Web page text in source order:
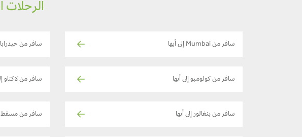
الرحلات
سافر من Mumbai إلى أبها سافر من
سافر من كولومبو إلى أبها سافر من لاكناو
سافر من بنغالور إلى أبها سافر من مسقط